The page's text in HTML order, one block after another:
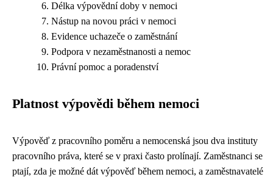
Délka výpovědní doby v nemoci
Nástup na novou práci v nemoci
Evidence uchazeče o zaměstnání
Podpora v nezaměstnanosti a nemoc
Právní pomoc a poradenství
Platnost výpovědi během nemoci
Výpověď z pracovního poměru a nemocenská jsou dva instituty
pracovního práva, které se v praxi často prolínají. Zaměstnanci se
ptají, zda je možné dát výpověď během nemoci, a zaměstnavatelé